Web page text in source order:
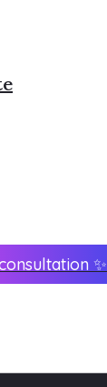
✨